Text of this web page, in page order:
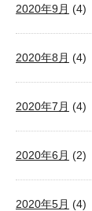
2020年9月 (4)
2020年8月 (4)
2020年7月 (4)
2020年6月 (2)
2020年5月 (4)